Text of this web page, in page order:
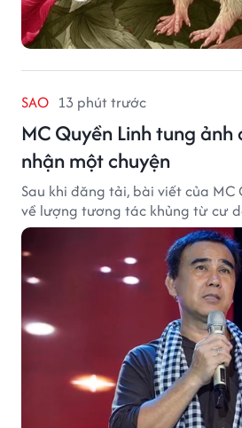
SAO 13 phút trước
MC Quyền Linh tung
nhận một chuyện
Sau khi đăng tải, bài viết của MC
về lượng tương tác khủng từ cư